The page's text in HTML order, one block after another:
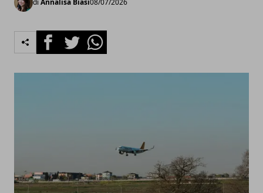
di Annalisa Biasi08/07/2026
FacebookTwitterWhatsapp